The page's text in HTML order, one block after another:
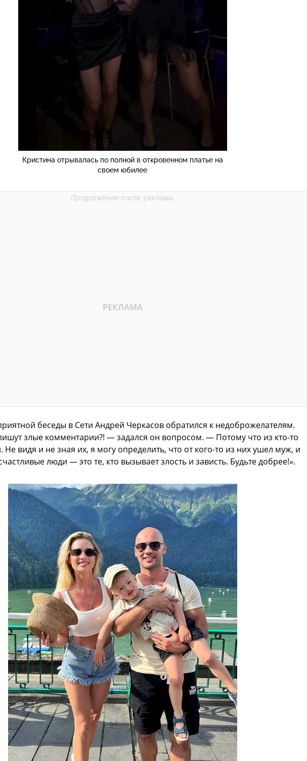
Кристина отрывалась по полной в откровенном платье на
своем юбилее
беседы в Сети Андрей Черкасов обратился к недоброжелателям.
злые комментарии?! — задался он вопросом. — Потому что из кто-то
Не видя и не зная их, я могу определить, что от кого-то из них ушел муж, и
люди — это те, кто вызывает злость и зависть. Будьте добрее!».